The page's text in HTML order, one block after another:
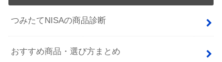
つみたてNISAの商品診断
おすすめ商品・選び方まとめ